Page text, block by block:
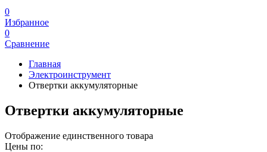
0
Избранное
0
Сравнение
Главная
Электроинструмент
Отвертки аккумуляторные
Отвертки аккумуляторные
Отображение единственного товара
Цены по: